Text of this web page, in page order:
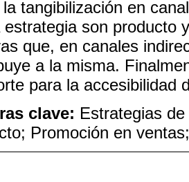
tangibilización en
estrategia son producto
que, en canales
a la misma.
para la accesibilidad
clave: Estrategias
Promoción en